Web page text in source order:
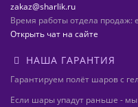
zakaz@sharlik.ru
Время работы отдела продаж:
Открыть чат на сайте
НАША ГАРАНТИЯ
Гарантируем полёт шаров с
Если шары упадут раньше -